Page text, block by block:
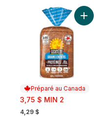
Préparé au Canada
sale:
3,75 $ MIN 2
, formerly:
4,29 $